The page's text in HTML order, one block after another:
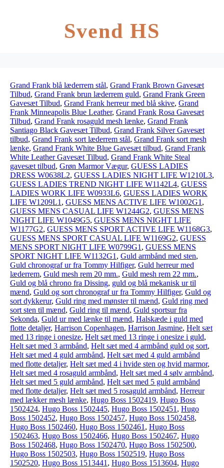
Svend HS
Grand Frank blå læderrem stål, Grand Frank Brown Gavesæt
Tilbud, Grand Frank brun læderrem guld, Grand Frank Green
Gavesæt Tilbud, Grand Frank herreur med blå skive, Grand
Frank Minneapolis Blue Leather, Grand Frank Rosa Gavesæt
Tilbud, Grand Frank rosaguld mesh lænke, Grand Frank
Santiago Black Gavesæt Tilbud, Grand Frank Silver Gavesæt
tilbud, Grand Frank sort læderrem stål, Grand Frank sort mesh
lænke, Grand Frank White Blue Gavesæt tilbud, Grand Frank
White Leather Gavesæt Tilbud, Grand Frank White Steal
gavesæt tilbud, Grøn Marmor Vægur, GUESS LADIES
DRESS W0638L2, GUESS LADIES NIGHT LIFE W1210L3,
GUESS LADIES TREND NIGHT LIFE W1142L4, GUESS
LADIES WORK LIFE W0933L6, GUESS LADIES WORK
LIFE W1209L1 , GUESS MENS ACTIVE LIFE W1002G1 ,
GUESS MENS CASUAL LIFE W1244G2, GUESS MENS
NIGHT LIFE W1049G5, GUESS MENS NIGHT LIFE
W1177G2, GUESS MENS SPORT ACTIVE LIFE W1168G3,
GUESS MENS SPORT CASUAL LIFE W1169G2, GUESS
MENS SPORT NIGHT LIFE W0799G1 , GUESS MENS
SPORT NIGHT LIFE W1132G1 , Guld armbånd med sten,
Guld chronograf ur fra Tommy Hilfiger, Guld herreur med
læderrem, Guld mesh rem 20 mm., Guld mesh rem 22 mm.,
Guld og blå chrono fra Dissing, guld og blå mekanisk ur til
mænd, Guld og sort chronograf ur fra Tommy Hilfiger, Guld og
sort dykkerur, Guld ring med mønster til mænd, Guld ring med
sort sten til mænd, Guld ring til mænd, Guld sportsur fra
Sekonda, Guld ur med lænke til mænd, Halskæde i guld med
flotte detaljer, Harrison Copenhagen, Harrison Jasmine, Helt sæt
med 13 ringe i onesize, Helt sæt med 13 ringe i onesize i guld,
Helt sæt med 3 armbånd, Helt sæt med 4 armbånd guld og sort,
Helt sæt med 4 guld armbånd, Helt sæt med 4 guld armbånd
med flotte detaljer, Helt sæt med 4 i hvide sten og hvid marmor,
Helt sæt med 4 rosaguld armbånd, Helt sæt med 4 sølv armbånd,
Helt sæt med 5 guld armbånd, Helt sæt med 5 guld armbånd
med flotte detaljer, Helt sæt med 5 rosaguld armbånd, Herreur
med lækker mesh lænke, Hugo Boss 1502419, Hugo Boss
1502424, Hugo Boss 1502445, Hugo Boss 1502451 , Hugo
Boss 1502452, Hugo Boss 1502457, Hugo Boss 1502458,
Hugo Boss 1502460, Hugo Boss 1502461 , Hugo Boss
1502463, Hugo Boss 1502466, Hugo Boss 1502467, Hugo
Boss 1502468, Hugo Boss 1502470, Hugo Boss 1502500,
Hugo Boss 1502503, Hugo Boss 1502519, Hugo Boss
1502520, Hugo Boss 1513441 , Hugo Boss 1513604, Hugo